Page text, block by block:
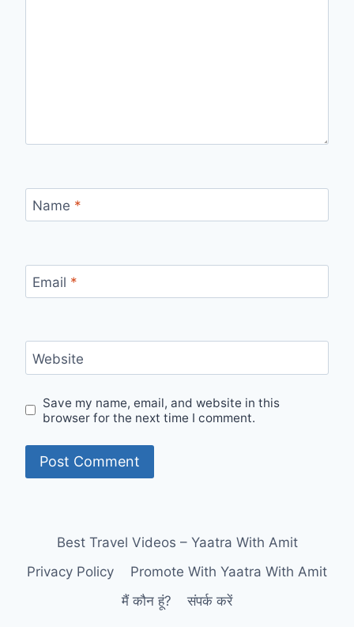
Name *
Email *
Website
Save my name, email, and website in this
browser for the next time I comment.
Best Travel Videos – Yaatra With Amit
Privacy Policy
Promote With Yaatra With Amit
मैं कौन हूं?
संपर्क करें